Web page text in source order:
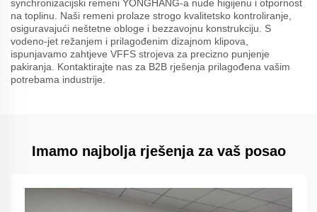
synchronizacijski remeni YONGHANG-a nude higijenu i otpornost
na toplinu. Naši remeni prolaze strogo kvalitetsko kontroliranje,
osiguravajući neštetne obloge i bezzavojnu konstrukciju. S
vodeno-jet režanjem i prilagođenim dizajnom klipova,
ispunjavamo zahtjeve VFFS strojeva za precizno punjenje
pakiranja. Kontaktirajte nas za B2B rješenja prilagođena vašim
potrebama industrije.
Imamo najbolja rješenja za vaš posao